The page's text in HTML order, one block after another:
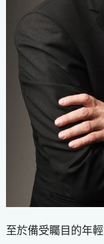
至於備受矚目的年